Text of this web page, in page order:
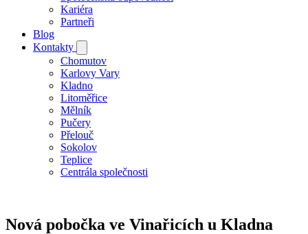
Kariéra
Partneři
Blog
Kontakty
Chomutov
Karlovy Vary
Kladno
Litoměřice
Mělník
Pučery
Přelouč
Sokolov
Teplice
Centrála společnosti
Nová pobočka ve Vinařicích u Kladna